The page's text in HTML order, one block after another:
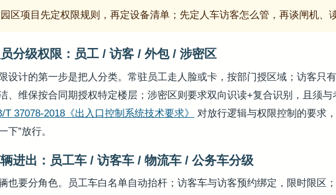
园区项目先定权限规则，再定设备清单；先定人车访客怎么管，再谈闸机、
员分级权限：员工 / 访客 / 外包 / 涉密区
设计的第一步是把人分类。常驻员工走人脸或卡，按部门授区域；访客只
、维保按合同期授权特定楼层；涉密区则要求双向识读+复合识别，且须
T 37078-2018《出入口控制系统技术要求》
对放行逻辑与权限控制的要求
下”放行。
进出：员工车 / 访客车 / 物流车 / 公务车分级
也要分角色。员工车白名单自动抬杆；访客车与访客预约绑定，限时限区